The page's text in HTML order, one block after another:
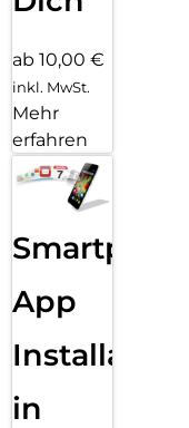
ab 10,00 €
inkl. MwSt.
Mehr
erfahren
Smartphone
App
Installation
in